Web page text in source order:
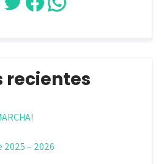
recientes
2025 – 2026